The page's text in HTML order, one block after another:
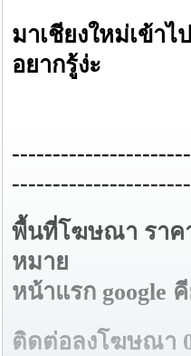
มาเชียงใหม่เข้า
อยากรู้ง่ะ
พื้นที่โฆษณา ราค
หมาย
หน้าแรก google
ติดต่อลงโฆษณา